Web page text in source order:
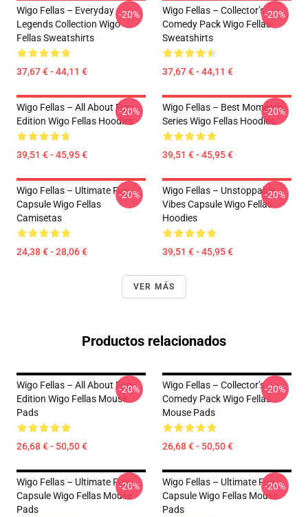
Wigo Fellas – Everyday
Legends Collection Wigo
Fellas Sweatshirts
37,67 € - 44,11 €
-20%
Wigo Fellas – Collector’s
Comedy Pack Wigo Fellas
Sweatshirts
37,67 € - 44,11 €
-20%
Wigo Fellas – All About Fun
Edition Wigo Fellas Hoodies
39,51 € - 45,95 €
-20%
Wigo Fellas – Best Moments
Series Wigo Fellas Hoodies
39,51 € - 45,95 €
-20%
Wigo Fellas – Ultimate Fun
Capsule Wigo Fellas
Camisetas
24,38 € - 28,06 €
-20%
Wigo Fellas – Unstoppable
Vibes Capsule Wigo Fellas
Hoodies
39,51 € - 45,95 €
-20%
VER MÁS
Productos relacionados
Wigo Fellas – All About Fun
Edition Wigo Fellas Mouse
Pads
26,68 € - 50,50 €
-20%
Wigo Fellas – Collector’s
Comedy Pack Wigo Fellas
Mouse Pads
26,68 € - 50,50 €
-20%
Wigo Fellas – Ultimate Fun
Capsule Wigo Fellas Mouse
Pads
-20%
Wigo Fellas – Ultimate Fun
Capsule Wigo Fellas Mouse
Pads
-20%